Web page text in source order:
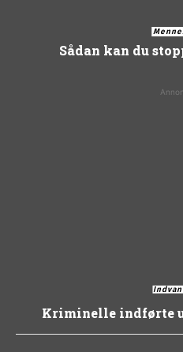
Sådan kan du
Kriminelle indførte